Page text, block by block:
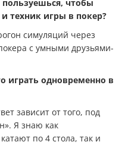
чтобы
техник игры в покер?
симуляций через
с умными друзьями-
играть одновременно в
зависит от того, под
Я знаю как
по 4 стола, так и